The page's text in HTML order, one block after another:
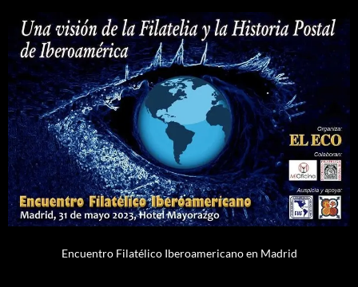
Encuentro Filatélico Iberoamericano en Madrid